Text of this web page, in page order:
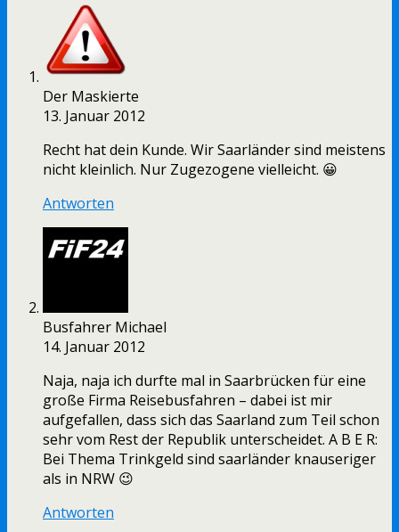
Der Maskierte
13. Januar 2012
Recht hat dein Kunde. Wir Saarländer sind meistens
nicht kleinlich. Nur Zugezogene vielleicht. 😀
Antworten
Busfahrer Michael
14. Januar 2012
Naja, naja ich durfte mal in Saarbrücken für eine
große Firma Reisebusfahren – dabei ist mir
aufgefallen, dass sich das Saarland zum Teil schon
sehr vom Rest der Republik unterscheidet. A B E R:
Bei Thema Trinkgeld sind saarländer knauseriger
als in NRW 😉
Antworten